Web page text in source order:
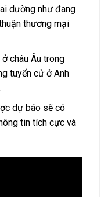
dường như đang
thương mại
châu Âu trong
tuyển cử ở Anh
dự báo sẽ có
tin tích cực và